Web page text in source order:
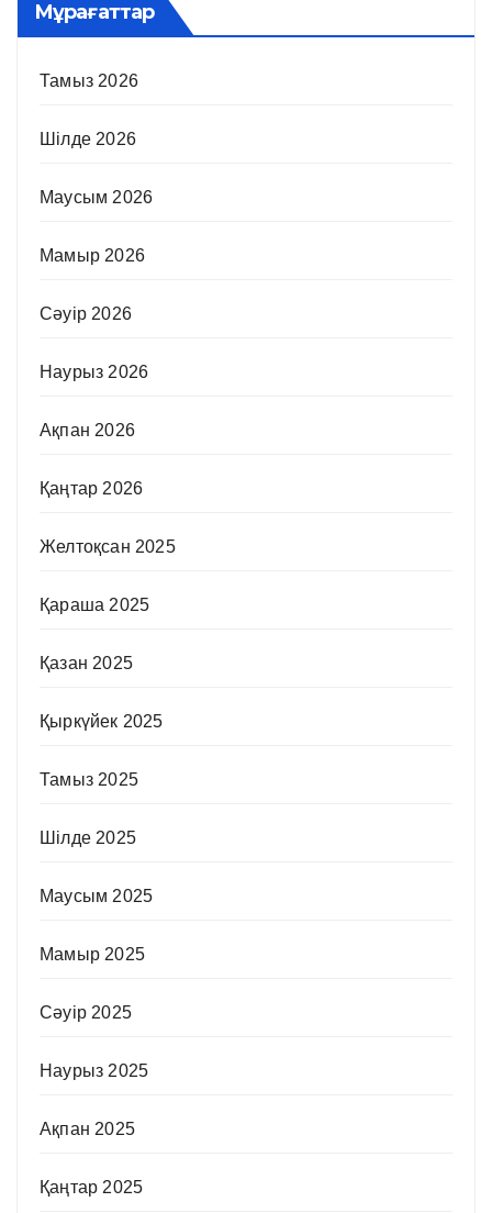
Мұрағаттар
Тамыз 2026
Шілде 2026
Маусым 2026
Мамыр 2026
Сәуір 2026
Наурыз 2026
Ақпан 2026
Қаңтар 2026
Желтоқсан 2025
Қараша 2025
Қазан 2025
Қыркүйек 2025
Тамыз 2025
Шілде 2025
Маусым 2025
Мамыр 2025
Сәуір 2025
Наурыз 2025
Ақпан 2025
Қаңтар 2025